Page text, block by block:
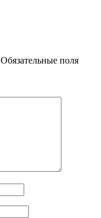
Обязательные поля